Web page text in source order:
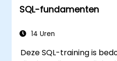
SQL-fundamenten
14 Uren
Deze SQL-training is